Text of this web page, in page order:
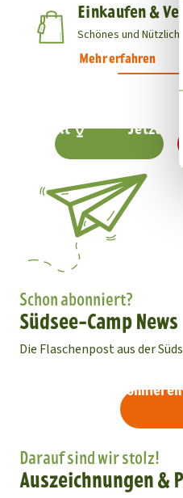
Einkaufen &
Schönes und
Mehr erfahren
Kontakt Jetzt
Schon abonniert?
Südsee-Camp News
Die Flaschenpost aus der
Newsletter abonnieren
Darauf sind wir stolz!
Auszeichnungen &